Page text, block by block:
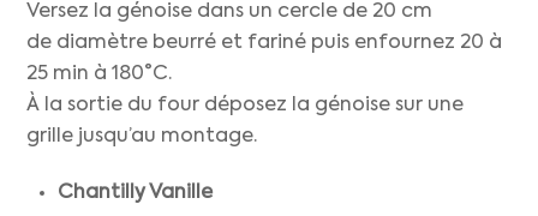
Versez la génoise dans un cercle de 20 cm
de diamètre beurré et fariné puis enfournez 20 à
25 min à 180°C.
À la sortie du four déposez la génoise sur une
grille jusqu’au montage.
Chantilly Vanille